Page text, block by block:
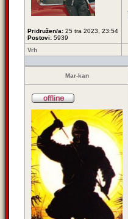
Pridružen/a: 25 tra 2023, 23:54
Postovi: 5939
Vrh
Mar-kan